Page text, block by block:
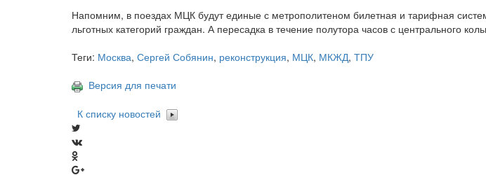
Напомним, в поездах МЦК будут единые с метрополитеном билетная и тарифная
льготных категорий граждан. А пересадка в течение полутора часов с центрального
Теги: Москва, Сергей Собянин, реконструкция, МЦК, МКЖД, ТПУ
Версия для печати
К списку новостей